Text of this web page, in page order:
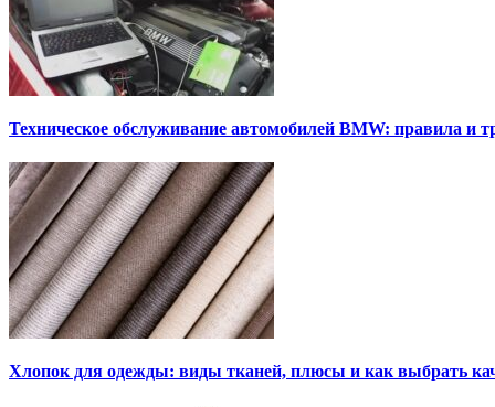
Техническое обслуживание автомобилей BMW: правила и
Хлопок для одежды: виды тканей, плюсы и как выбрать